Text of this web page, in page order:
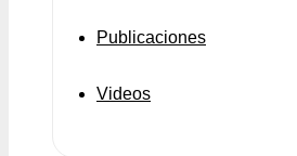
Publicaciones
Videos